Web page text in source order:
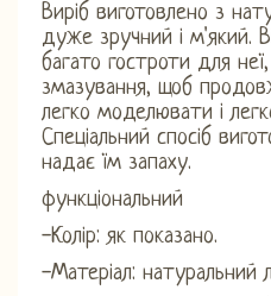
Виріб виготовлено з
дуже зручний і м'який.
багато гостроти для
змазування, щоб
легко моделювати і
Спеціальний спосіб
надає їм запаху.
функціональний
-Колір: як показано.
-Матеріал: натуральний